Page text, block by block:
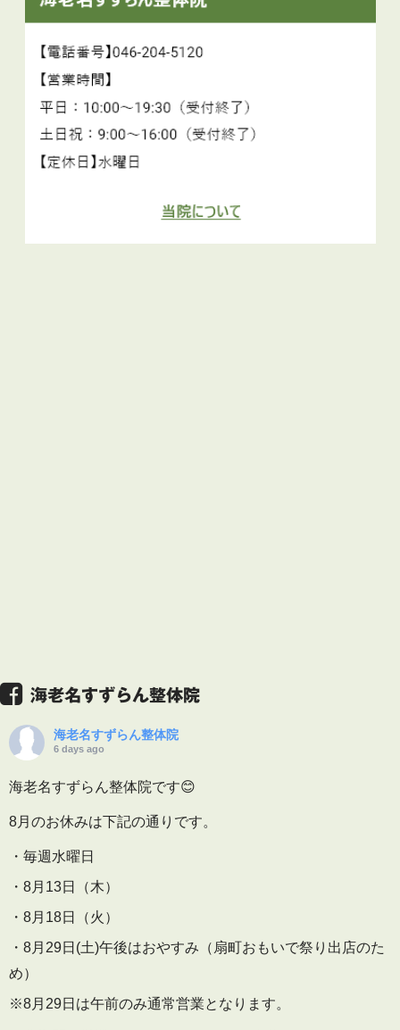
海老名すずらん整体院
海老名すずらん整体院
6 days ago
海老名すずらん整体院です😊
8月のお休みは下記の通りです。
・毎週水曜日
・8月13日（木）
・8月18日（火）
・8月29日(土)午後はおやすみ（扇町おもいで祭り出店のた
め）
※8月29日は午前のみ通常営業となります。